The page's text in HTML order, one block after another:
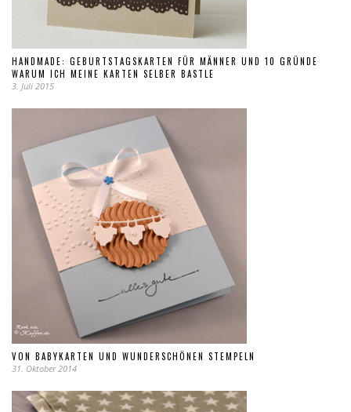
HANDMADE: GEBURTSTAGSKARTEN FÜR MÄNNER UND 10 GRÜNDE
WARUM ICH MEINE KARTEN SELBER BASTLE
3. Juli 2015
VON BABYKARTEN UND WUNDERSCHÖNEN STEMPELN
31. Oktober 2014